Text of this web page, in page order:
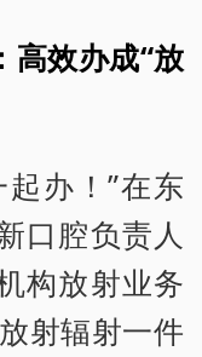
高效办成“放
办！”在东
口腔负责人
构放射业务
射辐射一件